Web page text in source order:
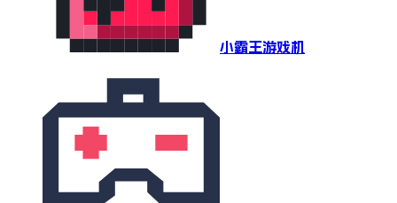
小霸王游戏机